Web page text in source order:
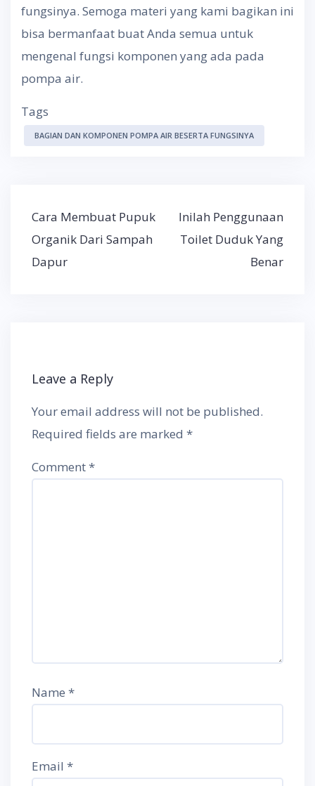
fungsinya. Semoga materi yang kami bagikan ini
bisa bermanfaat buat Anda semua untuk
mengenal fungsi komponen yang ada pada
pompa air.
Tags
BAGIAN DAN KOMPONEN POMPA AIR BESERTA FUNGSINYA
Post
Cara Membuat Pupuk
Organik Dari Sampah
Dapur
Inilah Penggunaan
Toilet Duduk Yang
Benar
Leave a Reply
Your email address will not be published.
Required fields are marked *
Comment*
Name *
Email *